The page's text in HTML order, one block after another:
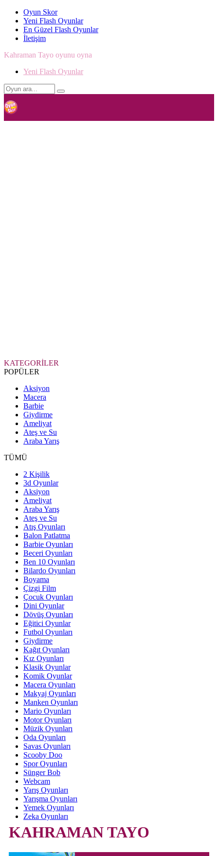
Oyun Skor
Yeni Flash Oyunlar
En Güzel Flash Oyunlar
İletişim
Kahraman Tayo oyunu oyna
Yeni Flash Oyunlar
KATEGORİLER
POPÜLER
Aksiyon
Macera
Barbie
Giydirme
Ameliyat
Ateş ve Su
Araba Yarış
TÜMÜ
2 Kişilik
3d Oyunlar
Aksiyon
Ameliyat
Araba Yarış
Ateş ve Su
Atış Oyunları
Balon Patlatma
Barbie Oyunları
Beceri Oyunları
Ben 10 Oyunları
Bilardo Oyunları
Boyama
Çizgi Film
Çocuk Oyunları
Dini Oyunlar
Dövüş Oyunları
Eğitici Oyunlar
Futbol Oyunları
Giydirme
Kağıt Oyunları
Kız Oyunları
Klasik Oyunlar
Komik Oyunlar
Macera Oyunları
Makyaj Oyunları
Manken Oyunları
Mario Oyunları
Motor Oyunları
Müzik Oyunları
Oda Oyunları
Savas Oyunları
Scooby Doo
Spor Oyunları
Sünger Bob
Webcam
Yarış Oyunları
Yarışma Oyunları
Yemek Oyunları
Zeka Oyunları
KAHRAMAN TAYO